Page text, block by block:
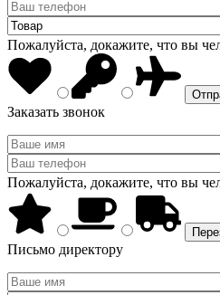
Пожалуйста, докажите, что вы
Заказать звонок
Пожалуйста, докажите, что вы
Письмо директору